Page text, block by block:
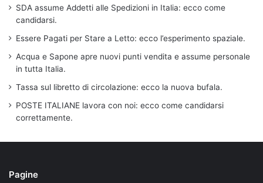
SDA assume Addetti alle Spedizioni in Italia: ecco come
candidarsi.
Essere Pagati per Stare a Letto: ecco l’esperimento spaziale.
Acqua e Sapone apre nuovi punti vendita e assume personale
in tutta Italia.
Tassa sul libretto di circolazione: ecco la nuova bufala.
POSTE ITALIANE lavora con noi: ecco come candidarsi
correttamente.
Pagine